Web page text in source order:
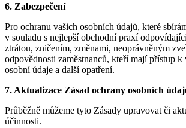
6. Zabezpečení
Pro ochranu vašich osobních údajů, které
v souladu s nejlepší obchodní praxí
ztrátou, zničením, změnami, neoprávněným
odpovědnosti zaměstnanců, kteří mají přístup
osobní údaje a další opatření.
7. Aktualizace Zásad ochrany osobních
Průběžně můžeme tyto Zásady upravovat či
účinnosti.